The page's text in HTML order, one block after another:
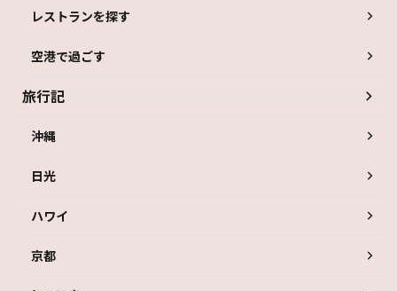
レストランを探す
空港で過ごす
旅行記
沖縄
日光
ハワイ
京都